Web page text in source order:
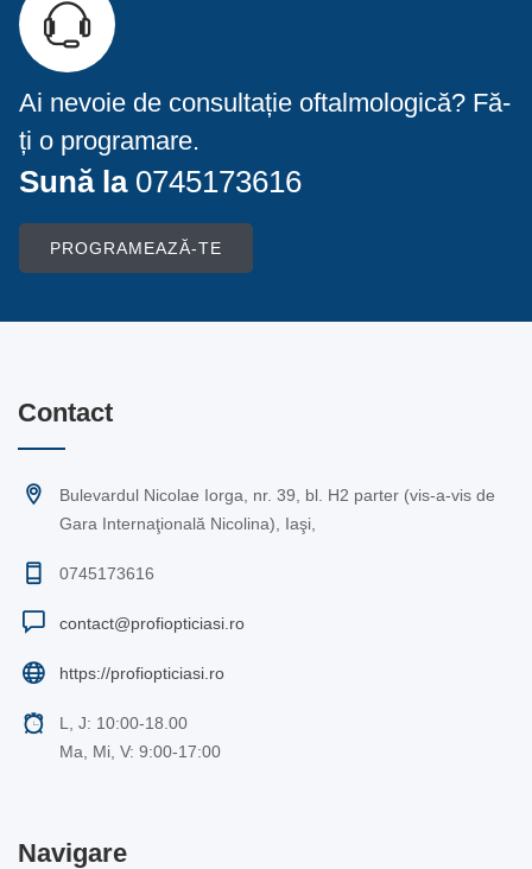
Ai nevoie de consultație oftalmologică? Fă-
ți o programare.
Sună la 0745173616
PROGRAMEAZĂ-TE
Contact
Bulevardul Nicolae Iorga, nr. 39, bl. H2 parter (vis-a-vis de
Gara Internaţională Nicolina), Iaşi,
0745173616
contact@profiopticiasi.ro
https://profiopticiasi.ro
L, J: 10:00-18.00
Ma, Mi, V: 9:00-17:00
Navigare